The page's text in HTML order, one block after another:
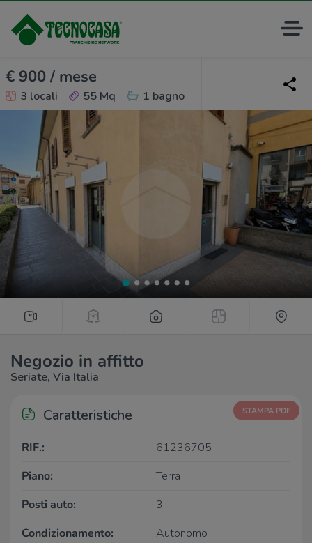
€ 900 / mese
3 locali 55 Mq 1 bagno
Negozio in affitto
Seriate, Via Italia
Caratteristiche STAMPA PDF
RIF.:
61236705
Piano:
Terra
Posti auto:
3
Condizionamento:
Autonomo